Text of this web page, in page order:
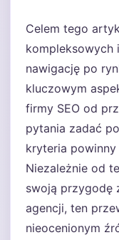
Celem tego
kompleksowych
nawigację po
kluczowym
firmy SEO od
pytania zadać
kryteria
Niezależnie od
swoją przygodę
agencji, ten
nieocenionym